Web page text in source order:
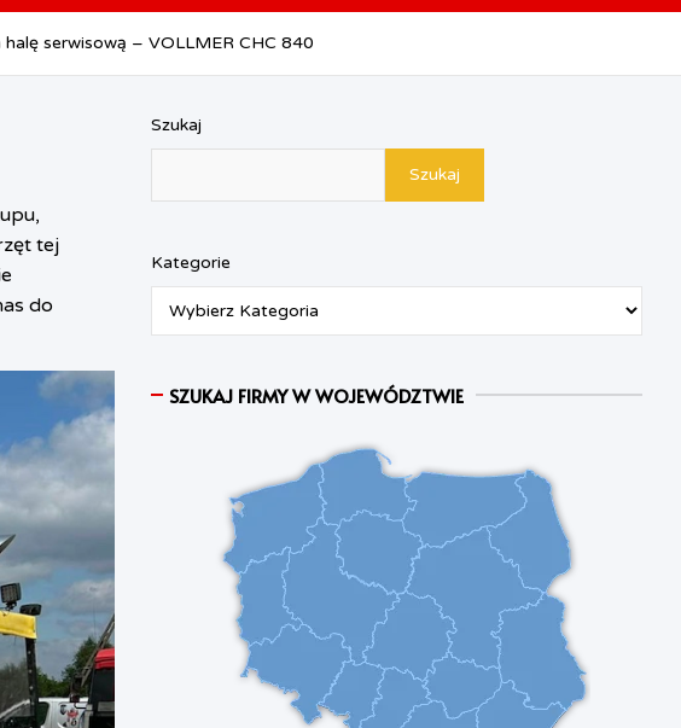
serwisową – VOLLMER CHC 840
tej
do
Szukaj
Szukaj
Kategorie
SZUKAJ FIRMY W WOJEWÓDZTWIE